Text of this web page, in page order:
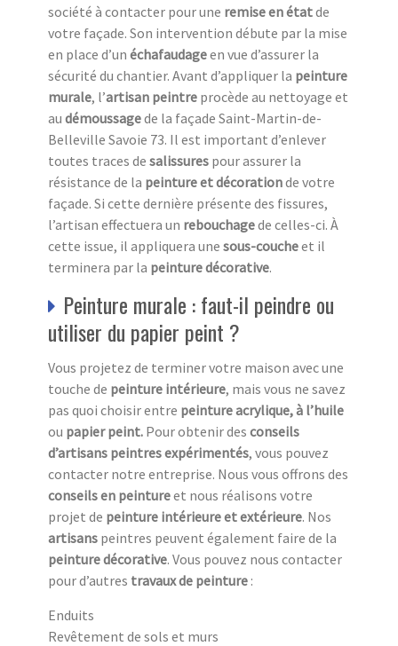
société à contacter pour une remise en étatde
votre façade. Son intervention débute par la mise
en place d’un échafaudageen vue d’assurer la
sécurité du chantier. Avant d’appliquer la peinture
murale, l’artisan peintre procède au nettoyage et
au démoussagede la façade Saint-Martin-de-
Belleville Savoie 73. Il est important d’enlever
toutes traces de salissures pour assurer la
résistance de la peinture et décorationde votre
façade. Si cette dernière présente des fissures,
l’artisan effectuera un rebouchagede celles-ci. À
cette issue, il appliquera une sous-coucheet il
terminera par la peinture décorative.
Peinture murale : faut-il peindre ou
utiliser du papier peint ?
Vous projetez de terminer votre maison avec une
touche de peinture intérieure, mais vous ne savez
pas quoi choisir entre peinture acrylique, à l’huile
ou papier peint. Pour obtenir des conseils
d’artisans peintres expérimentés, vous pouvez
contacter notre entreprise. Nous vous offrons des
conseils en peintureet nous réalisons votre
projet de peinture intérieure et extérieure. Nos
artisans peintres peuvent également faire de la
peinture décorative. Vous pouvez nous contacter
pour d’autres travaux de peinture :
Enduits
Revêtement de sols et murs